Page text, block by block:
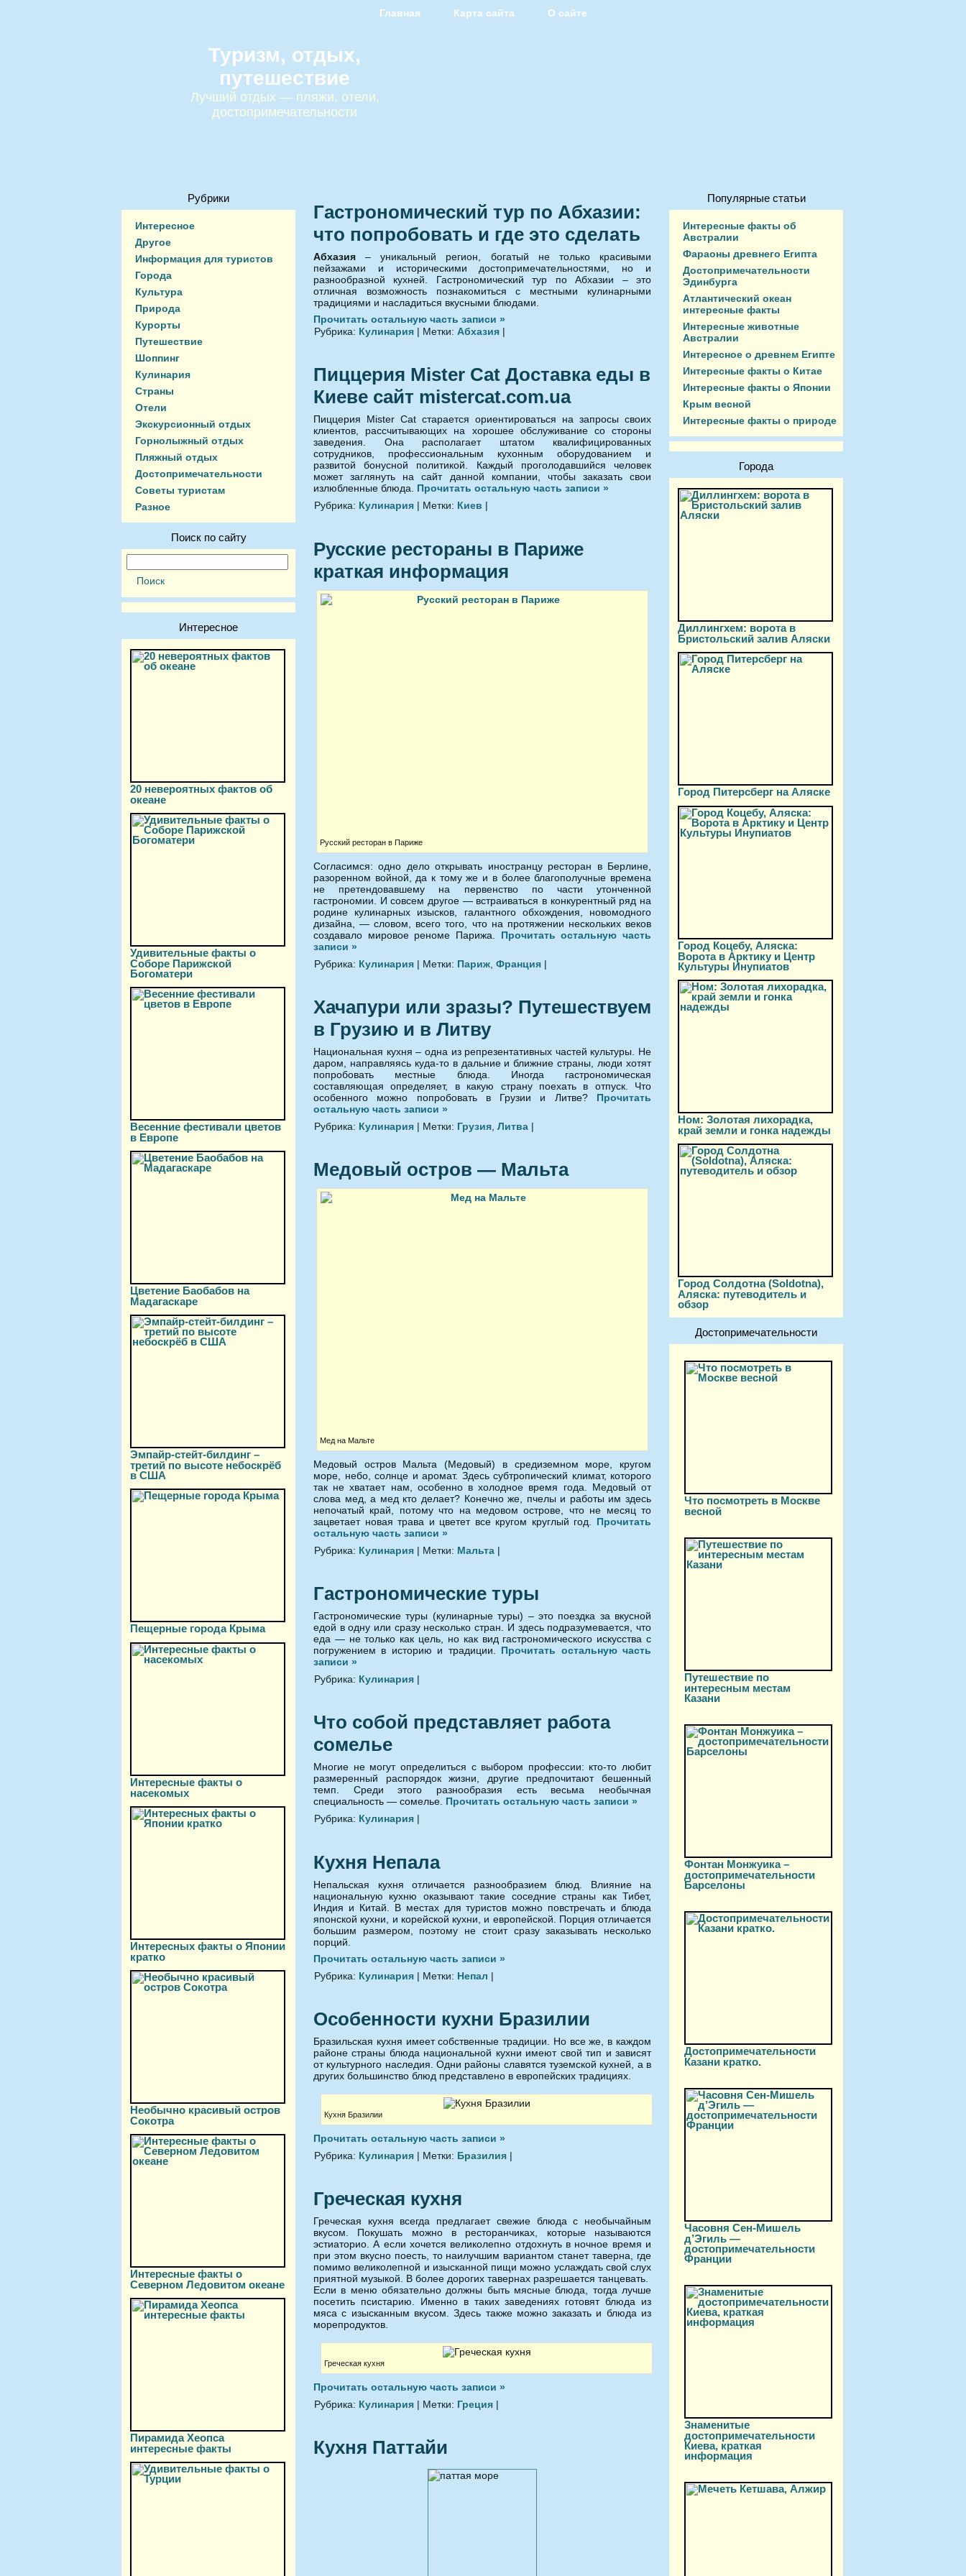
Главная Карта сайта О сайте
Туризм, отдых,
путешествие
Лучший отдых — пляжи, отели,
достопримечательности
Рубрики
Интересное
Другое
Информация для туристов
Города
Культура
Природа
Курорты
Путешествие
Шоппинг
Кулинария
Страны
Отели
Экскурсионный отдых
Горнолыжный отдых
Пляжный отдых
Достопримечательности
Советы туристам
Разное
Поиск по сайту
Интересное
20 невероятных фактов об
океане
Удивительные факты о
Соборе Парижской
Богоматери
Весенние фестивали цветов
в Европе
Цветение Баобабов на
Мадагаскаре
Эмпайр-стейт-билдинг –
третий по высоте небоскрёб
в США
Пещерные города Крыма
Интересные факты о
насекомых
Интересных факты о Японии
кратко
Необычно красивый остров
Сокотра
Интересные факты о
Северном Ледовитом океане
Пирамида Хеопса
интересные факты
Гастрономический тур по Абхазии:
что попробовать и где это сделать
Абхазия – уникальный регион, богатый не только красивыми
пейзажами и историческими достопримечательностями, но и
разнообразной кухней. Гастрономический тур по Абхазии – это
отличная возможность познакомиться с местными кулинарными
традициями и насладиться вкусными блюдами.
Прочитать остальную часть записи »
Рубрика: Кулинария | Метки: Абхазия |
Пиццерия Mister Cat Доставка еды в
Киеве сайт mistercat.com.ua
Пиццерия Mister Cat старается ориентироваться на запросы своих
клиентов, рассчитывающих на хорошее обслуживание со стороны
заведения. Она располагает штатом квалифицированных
сотрудников, профессиональным кухонным оборудованием и
развитой бонусной политикой. Каждый проголодавшийся человек
может заглянуть на сайт данной компании, чтобы заказать свои
излюбленные блюда. Прочитать остальную часть записи »
Рубрика: Кулинария | Метки: Киев |
Русские рестораны в Париже
краткая информация
Русский ресторан в Париже
Согласимся: одно дело открывать иностранцу ресторан в Берлине,
разоренном войной, да к тому же и в более благополучные времена
не претендовавшему на первенство по части утонченной
гастрономии. И совсем другое — встраиваться в конкурентный ряд на
родине кулинарных изысков, галантного обхождения, новомодного
дизайна, — словом, всего того, что на протяжении нескольких веков
создавало мировое реноме Парижа. Прочитать остальную часть
записи »
Рубрика: Кулинария | Метки: Париж Франция |
Хачапури или зразы? Путешествуем
в Грузию и в Литву
Национальная кухня – одна из репрезентативных частей культуры. Не
даром, направляясь куда-то в дальние и ближние страны, люди хотят
попробовать местные блюда. Иногда гастрономическая
составляющая определяет, в какую страну поехать в отпуск. Что
особенного можно попробовать в Грузии и Литве? Прочитать
остальную часть записи »
Рубрика: Кулинария | Метки: Грузия Литва |
Медовый остров — Мальта
Мед на Мальте
Медовый остров Мальта (Медовый) в средиземном море, кругом
море, небо, солнце и аромат. Здесь субтропический климат, которого
так не хватает нам, особенно в холодное время года. Медовый от
слова мед, а мед кто делает? Конечно же, пчелы и работы им здесь
непочатый край, потому что на медовом острове, что не месяц то
зацветает новая трава и цветет все кругом круглый год. Прочитать
остальную часть записи »
Рубрика: Кулинария | Метки: Мальта |
Гастрономические туры
Гастрономические туры (кулинарные туры) – это поездка за вкусной
едой в одну или сразу несколько стран. И здесь подразумевается, что
еда — не только как цель, но как вид гастрономического искусства с
погружением в историю и традиции. Прочитать остальную часть
записи »
Рубрика: Кулинария |
Что собой представляет работа
сомелье
Многие не могут определиться с выбором профессии: кто-то любит
размеренный распорядок жизни, другие предпочитают бешенный
темп. Среди этого разнообразия есть весьма необычная
специальность — сомелье. Прочитать остальную часть записи »
Рубрика: Кулинария |
Кухня Непала
Непальская кухня отличается разнообразием блюд. Влияние на
национальную кухню оказывают такие соседние страны как Тибет,
Индия и Китай. В местах для туристов можно повстречать и блюда
японской кухни, и корейской кухни, и европейской. Порция отличается
большим размером, поэтому не стоит сразу заказывать несколько
порций.
Прочитать остальную часть записи »
Рубрика: Кулинария | Метки: Непал |
Особенности кухни Бразилии
Бразильская кухня имеет собственные традиции. Но все же, в каждом
районе страны блюда национальной кухни имеют свой тип и зависят
от культурного наследия. Одни районы славятся туземской кухней, а в
других большинство блюд представлено в европейских традициях.
Кухня Бразилии
Прочитать остальную часть записи »
Рубрика: Кулинария | Метки: Бразилия |
Греческая кухня
Греческая кухня всегда предлагает свежие блюда с необычайным
вкусом. Покушать можно в ресторанчиках, которые называются
эстиаторио. А если хочется великолепно отдохнуть в ночное время и
при этом вкусно поесть, то наилучшим вариантом станет таверна, где
помимо великолепной и изысканной пищи можно услаждать свой слух
приятной музыкой. В более дорогих тавернах разрешается танцевать.
Если в меню обязательно должны быть мясные блюда, тогда лучше
посетить псистарию. Именно в таких заведениях готовят блюда из
мяса с изысканным вкусом. Здесь также можно заказать и блюда из
морепродуктов.
Греческая кухня
Прочитать остальную часть записи »
Рубрика: Кулинария | Метки: Греция |
Кухня Паттайи
Популярные статьи
Интересные факты об
Австралии
Фараоны древнего Египта
Достопримечательности
Эдинбурга
Атлантический океан
интересные факты
Интересные животные
Австралии
Интересное о древнем Египте
Интересные факты о Китае
Интересные факты о Японии
Крым весной
Интересные факты о природе
Города
Диллингхем: ворота в
Бристольский залив Аляски
Город Питерсберг на Аляске
Город Коцебу, Аляска:
Ворота в Арктику и Центр
Культуры Инупиатов
Ном: Золотая лихорадка,
край земли и гонка надежды
Город Солдотна (Soldotna),
Аляска: путеводитель и
обзор
Достопримечательности
Что посмотреть в Москве
весной
Путешествие по
интересным местам
Казани
Фонтан Монжуика –
достопримечательности
Барселоны
Достопримечательности
Казани кратко.
Часовня Сен-Мишель
д’Эгиль —
достопримечательности
Франции
Знаменитые
достопримечательности
Киева, краткая
информация